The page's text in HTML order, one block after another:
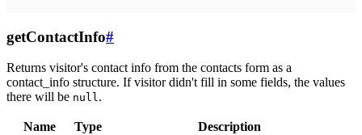
getContactInfo#
Returns visitor's contact info from the contacts form as a
contact_info structure. If visitor didn't fill in some fields, the values
there will be null.
Name Type
Description